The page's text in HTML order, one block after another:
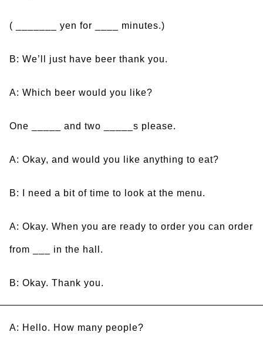
( _______ yen for ____ minutes.)
B: We’ll just have beer thank you.
A: Which beer would you like?
One _____ and two _____s please.
A: Okay, and would you like anything to eat?
B: I need a bit of time to look at the menu.
A: Okay. When you are ready to order you can order
from ___ in the hall.
B: Okay. Thank you.
A: Hello. How many people?